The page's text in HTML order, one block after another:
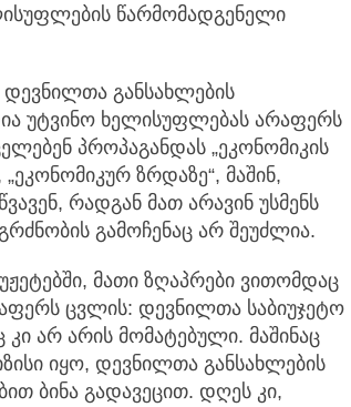
წარმომადგენელი
განსახლების
უტვინო ხელისუფლებას არაფერს
პროპაგანდას „ეკონომიკის
ზრდაზე“, მაშინ,
რადგან მათ არავინ უსმენს
გამოჩენაც არ შეუძლია.
მათი ზღაპრები ვითომდაც
ცვლის: დევნილთა საბიუჯეტო
არ არის მომატებული. მაშინაც
იყო, დევნილთა განსახლების
ბინა გადავეცით. დღეს კი,